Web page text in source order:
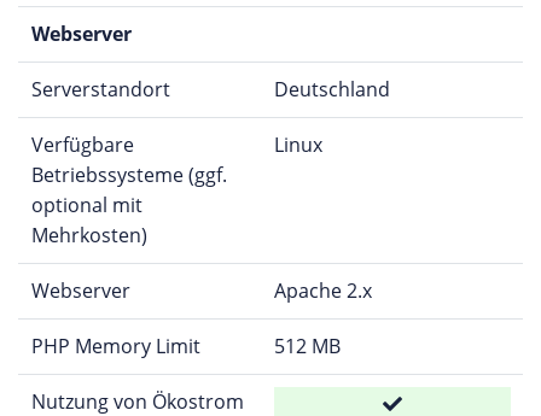
Webserver
Serverstandort Deutschland
Verfügbare
Betriebssysteme (ggf.
optional mit
Mehrkosten)
Linux
Webserver Apache 2.x
PHP Memory Limit 512 MB
Nutzung von Ökostrom